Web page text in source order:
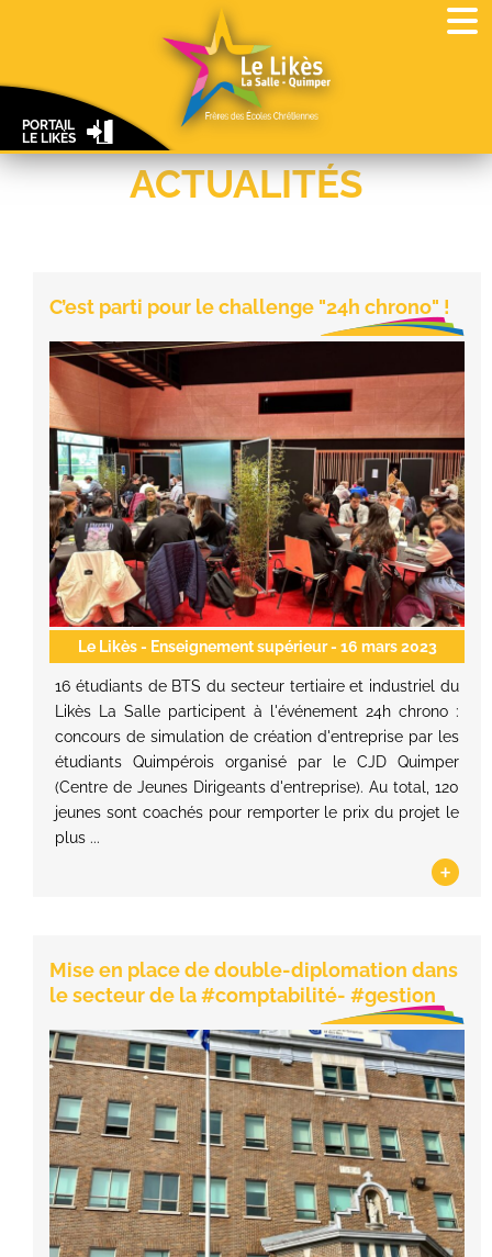
PORTAIL
LE LIKÈS
ACTUALITÉS
C’est parti pour le challenge "24h chrono" !
Le Likès - Enseignement supérieur- 16 mars 2023
16 étudiants de BTS du secteur tertiaire et industriel du
Likès La Salle participent à l'événement 24h chrono :
concours de simulation de création d'entreprise par les
étudiants Quimpérois organisé par le CJD Quimper
(Centre de Jeunes Dirigeants d'entreprise). Au total, 120
jeunes sont coachés pour remporter le prix du projet le
plus ...
+
Mise en place de double-diplomation dans
le secteur de la #comptabilité- #gestion